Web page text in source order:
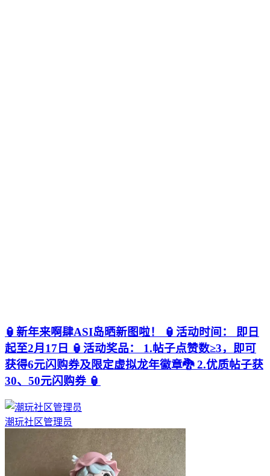
🏮新年来啊肆ASI岛晒新图啦！ 🏮活动时间： 即日
起至2月17日 🏮活动奖品： 1.帖子点赞数≥3，即可
获得6元闪购券及限定虚拟龙年徽章🐉 2.优质帖子获
30、50元闪购券 🏮
潮玩社区管理员